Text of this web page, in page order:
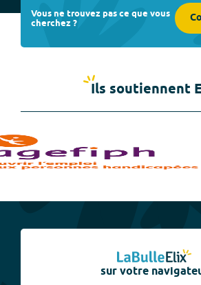
Vous ne trouvez pas ce que vous
cherchez ?
Ils soutiennent
sur votre